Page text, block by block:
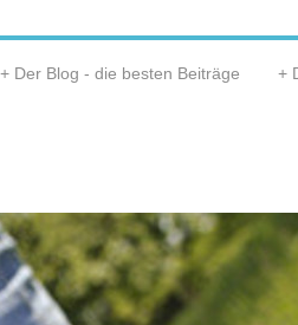
Der Blog - die besten Beiträge